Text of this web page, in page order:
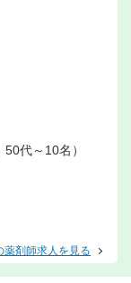
代～10名）
薬剤師求人を見る